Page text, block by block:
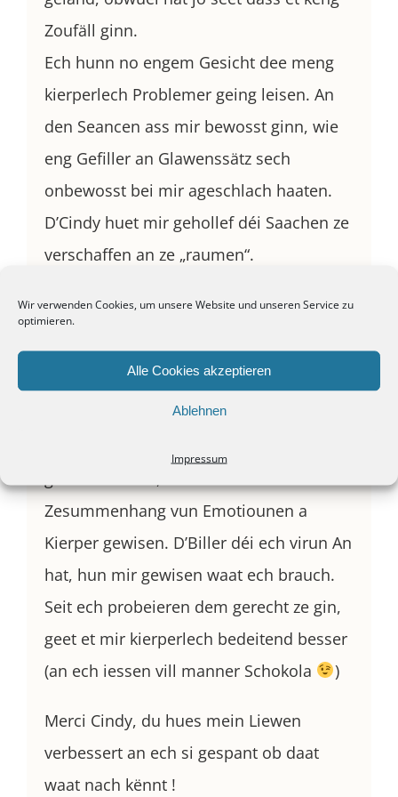
Wir verwenden Cookies, um unsere Website und unseren Service zu
optimieren.
Alle Cookies akzeptieren
Ablehnen
Impressum
Zoufäll ginn.
Ech hunn no engem Gesicht dee meng
kierperlech Problemer geing leisen. An
den Seancen ass mir bewosst ginn, wie
eng Gefiller an Glawenssätz sech
onbewosst bei mir ageschlach haaten.
D’Cindy huet mir gehollef déi Saachen ze
verschaffen an ze „raumen“.
der Gebuert gehollef roueg ze bleiwen,
och dun nach, wéi Komplikatiounen
komm sinn mat denen mir natirlech net
gerechend haaten.
Zesummenhang vun Emotiounen a
Kierper gewisen. D’Biller déi ech virun An
hat, hun mir gewisen waat ech brauch.
Seit ech probeieren dem gerecht ze gin,
geet et mir kierperlech bedeitend besser
(an ech iessen vill manner Schokola
)
Merci Cindy, du hues mein Liewen
verbessert an ech si gespant ob daat
waat nach kënnt !